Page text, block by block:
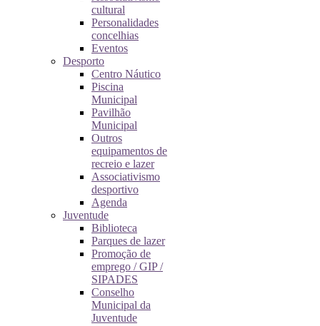
cultural
Personalidades
concelhias
Eventos
Desporto
Centro Náutico
Piscina
Municipal
Pavilhão
Municipal
Outros
equipamentos de
recreio e lazer
Associativismo
desportivo
Agenda
Juventude
Biblioteca
Parques de lazer
Promoção de
emprego / GIP /
SIPADES
Conselho
Municipal da
Juventude